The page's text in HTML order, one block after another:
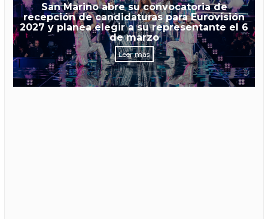
San Marino abre su convocatoria de
recepción de candidaturas para Eurovisión
2027 y planea elegir a su representante el 6
de marzo
Leer más